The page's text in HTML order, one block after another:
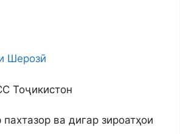
Шерозӣ
Тоҷикистон
ва дигар зироатҳои